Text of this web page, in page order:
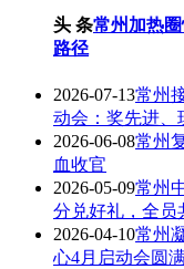
头 条常州加热
路径
2026-07-13常州
动会：奖先进、
2026-06-08常州
血收官
2026-05-09常州
分兑好礼，全员
2026-04-10常州
心4月启动会圆